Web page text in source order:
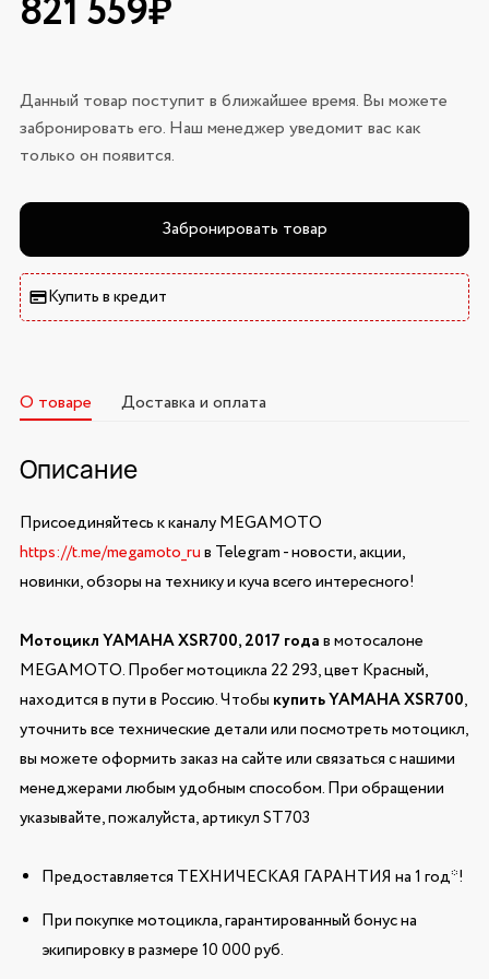
821 559₽
Данный товар поступит в ближайшее время. Вы можете
забронировать его. Наш менеджер уведомит вас как
только он появится.
Забронировать товар
Купить в кредит
О товаре Доставка и оплата
Описание
Присоединяйтесь к каналу MEGAMOTO
https://t.me/megamoto_ruв Telegram - новости, акции,
новинки, обзоры на технику и куча всего интересного!
Мотоцикл YAMAHA XSR700, 2017 годав мотосалоне
MEGAMOTO. Пробег мотоцикла 22 293, цвет Красный,
находится в пути в Россию. Чтобы купить YAMAHA XSR700,
уточнить все технические детали или посмотреть мотоцикл,
вы можете оформить заказ на сайте или связаться с нашими
менеджерами любым удобным способом. При обращении
указывайте, пожалуйста, артикул ST703
Предоставляется ТЕХНИЧЕСКАЯ ГАРАНТИЯ на 1 год*!
При покупке мотоцикла, гарантированный бонус на
экипировку в размере 10 000 руб.